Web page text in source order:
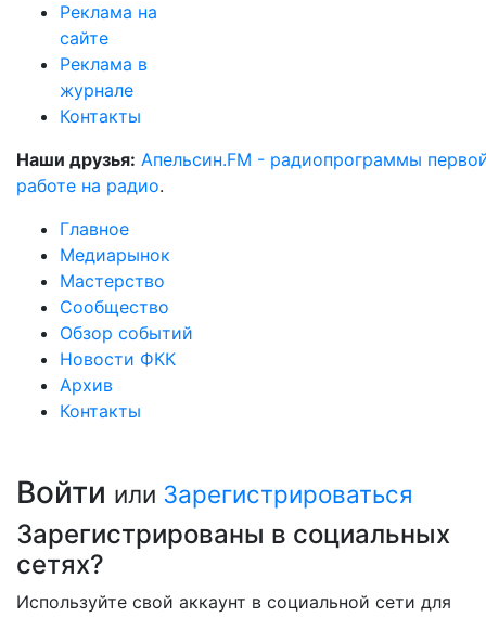
Реклама на
сайте
Реклама в
журнале
Контакты
Наши друзья: Апельсин.FM - радиопрограммы
работе на радио.
Главное
Медиарынок
Мастерство
Сообщество
Обзор событий
Новости ФКК
Архив
Контакты
Войти или Зарегистрироваться
Зарегистрированы в социальных
сетях?
Используйте свой аккаунт в социальной сети для